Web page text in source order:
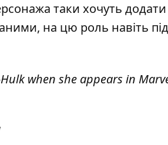
таки хочуть додати
на цю роль навіть
when she appears in